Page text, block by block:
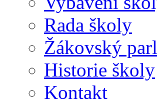
Rada školy
Žákovský
Historie školy
Kontakt